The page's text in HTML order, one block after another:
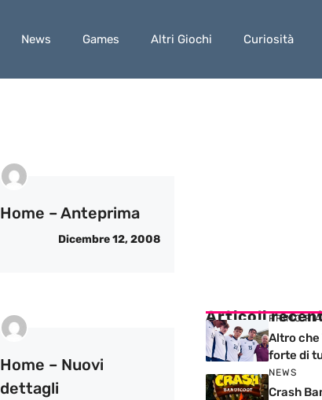
News Games Altri Giochi Curiosità
Home – Anteprima
Dicembre 12, 2008
Home – Nuovi
dettagli
Articoli PRIMO
Altro che
forte di
NEWS
Crash